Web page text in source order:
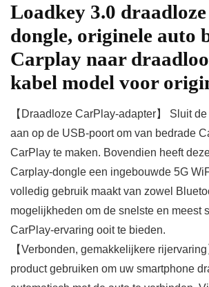
Loadkey 3.0
dongle, originele auto
Carplay naar
kabel model voor
【Draadloze CarPlay-adapter】 Sluit
aan op de USB-poort om van bedrade
CarPlay te maken. Bovendien heeft
Carplay-dongle een ingebouwde 5G
volledig gebruik maakt van zowel
mogelijkheden om de snelste en meest
CarPlay-ervaring ooit te bieden.
【Verbonden, gemakkelijkere
product gebruiken om uw smartphone